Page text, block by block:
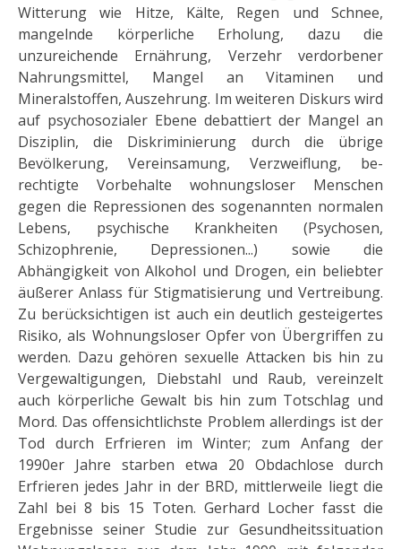
Witterung wie Hitze, Kälte, Regen und Schnee,
mangelnde körperliche Erholung, dazu die
unzureichende Ernährung, Ver­zehr verdorbener
Nahrungsmittel, Mangel an Vitaminen und
Mineralstoffen, Auszehrung. Im weiteren Dis­kurs wird
auf psychosozialer Ebene debattiert der Mangel an
Disziplin, die Diskriminierung durch die übrige
Bevölkerung, Vereinsamung, Verzweiflung, be­
rechtigte Vorbehalte wohnungsloser Menschen
gegen die Repressionen des sogenannten normalen
Lebens, psychische Krankheiten (Psychosen,
Schizophrenie, Depressionen...) sowie die
Abhängigkeit von Alkohol und Drogen, ein beliebter
äußerer Anlass für Stigmatisierung und Vertreibung.
Zu berücksichtigen ist auch ein deutlich gesteigertes
Risiko, als Wohnungsloser Opfer von Über­griffen zu
werden. Dazu gehören sexuelle Attacken bis hin zu
Vergewaltigungen, Diebstahl und Raub, verein­zelt
auch körperliche Gewalt bis hin zum Totschlag und
Mord. Das offensichtlichste Problem allerdings ist der
Tod durch Erfrieren im Winter; zum An­fang der
1990er Jahre starben etwa 20 Obdachlose durch
Erfrie­ren jedes Jahr in der BRD, mittlerweile liegt die
Zahl bei 8 bis 15 Toten. Gerhard Locher fasst die
Ergebnisse seiner Studie zur Gesundheitssituation